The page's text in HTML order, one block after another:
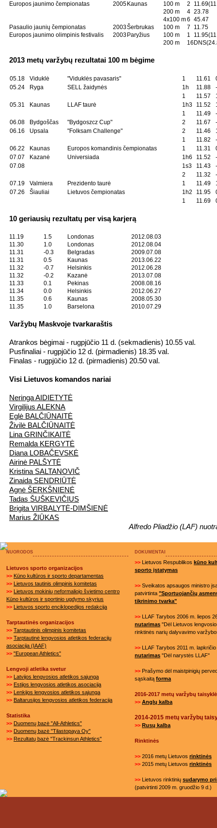
Europos jaunimo čempionatas
2005 Kaunas 100 m 2
200 m
4 23.78
4x100 m6 45.47
Pasaulio jaunių čempionatas
2003Šerbrukas 100 m 7
11.75
Europos jaunimo olimpinis festivalis
2003 Paryžius 100 m 1
200 m
16
2013 metų varžybų rezultatai 100 m bėgime
05.18 Viduklė "Viduklės pavasaris" 1 11.61
05.24
Ryga SELL žaidynės 1h 11.88
1
11.57
05.31
Kaunas LLAF taurė 1h3 11.52
1
11.49
06.08
Bydgoščas "Bydgoszcz Cup" 2 11.67
06.16
Upsala "Folksam Challenge" 2 11.46
1
11.82
06.22
Kaunas Europos komandinis čempionatas 1 11.31
07.07
Kazanė Universiada 1h6 11.52
07.08
1s3 11.43
2
11.32
07.19
Valmiera Prezidento taurė 1 11.49
07.26
Šiauliai Lietuvos čempionatas 1h2 11.95
1
11.69
10 geriausių rezultatų per visą karjerą
11.19 1.5 Londonas
2012.08.03
11.30
1.0 Londonas
2012.08.04
11.31
-0.3 Belgradas
2009.07.08
11.31
0.5 Kaunas
2013.06.22
11.32
-0.7 Helsinkis
2012.06.28
11.32
-0.2 Kazanė
2013.07.08
11.33
0.1 Pekinas
2008.08.16
11.34
0.0 Helsinkis
2012.06.27
11.35
0.6 Kaunas
2008.05.30
11.35
1.0 Barselona 2010.07.29
Varžybų Maskvoje tvarkaraštis
Atrankos bėgimai - rugpjūčio 11 d. (sekmadienis) 10.55 val.
Pusfinaliai - rugpjūčio 12 d. (pirmadienis) 18.35 val.
Finalas - rugpjūčio 12 d. (pirmadienis) 20.50 val.
Visi Lietuvos komandos nariai
Neringa AIDIETYTĖ
Virgilijus ALEKNA
Eglė BALČIŪNAITĖ
Živilė BALČIŪNAITĖ
Lina GRINČIKAITĖ
Remalda KERGYTĖ
Diana LOBAČEVSKĖ
Airinė PALŠYTĖ
Kristina SALTANOVIČ
Zinaida SENDRIŪTĖ
Agnė ŠERKŠNIENĖ
Tadas ŠUŠKEVIČIUS
Brigita VIRBALYTĖ-DIMŠIENĖ
Marius ŽIŪKAS
Alfredo Pliadžio (LAF)
NUORODOS
Lietuvos sporto organizacijos
>> Kūno kultūros ir sporto departamentas
>> Lietuvos tautinis olimpinis komitetas
>> Lietuvos mokinių neformaliojo švietimo centro
Kūno kultūros ir sportinio ugdymo skyrius
>> Lietuvos sporto enciklopedijos redakcija
Tarptautinės organizacijos
>> Tarptautinis olimpinis komitetas
>> Tarptautinė lengvosios atletikos federacijų
asociacija (IAAF)
>> "European Athletics"
Lengvoji atletika svetur
>> Latvijos lengvosios atletikos sąjunga
>> Estijos lengvosios atletikos asociacija
>> Lenkijos lengvosios atletikos sąjunga
>> Baltarusijos lengvosios atletikos federacija
Statistika
>> Duomenų bazė "All-Athletics"
>> Duomenų bazė "Tilastopaya Oy"
>> Rezultatų bazė "Trackinsun Athletics"
DOKUMENTAI
>> Lietuvos Respublikos kūno
sporto įstatymas
>> Sveikatos apsaugos ministro
patvirtinta "Sportuojančių
tikrinimo tvarka"
>> LLAF Tarybos 2006 m. liepos
nutarimas "Dėl Lietuvos
rinktinės narių dalyvavimo
>> LLAF Tarybos 2011 m. lapkričio
nutarimas "Dėl narystės LLAF"
>> Prašymo dėl maistpinigių
sąskaitą forma
2016-2017 metų varžybų
>> Anglų kalba
2014-2015 metų varžybų
>> Rusų kalba
Rinktinės
>> 2016 metų Lietuvos rinktinės
>> 2015 metų Lietuvos rinktinės
>> Lietuvos rinktinių sudarymo
(patvirtinti 2009 m. gruodžio 9 d.)